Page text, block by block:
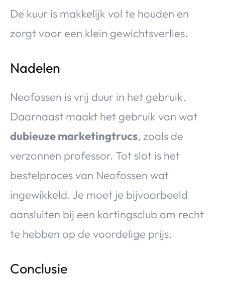
De kuur is makkelijk vol te houden en
zorgt voor een klein gewichtsverlies.
Nadelen
Neofossen is vrij duur in het gebruik.
Daarnaast maakt het gebruik van wat
dubieuze marketingtrucs, zoals de
verzonnen professor. Tot slot is het
bestelproces van Neofossen wat
ingewikkeld. Je moet je bijvoorbeeld
aansluiten bij een kortingsclub om recht
te hebben op de voordelige prijs.
Conclusie